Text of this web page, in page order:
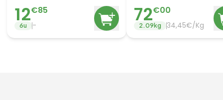
12€85
6u - 72€00
2.09kg 34,45€/Kg